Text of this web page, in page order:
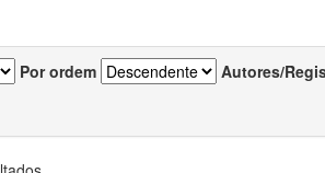
Por ordem Autores/